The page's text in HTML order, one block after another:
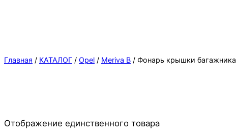
Главная / КАТАЛОГ / Opel / Meriva B / Фонарь крышки багажника
Отображение единственного товара